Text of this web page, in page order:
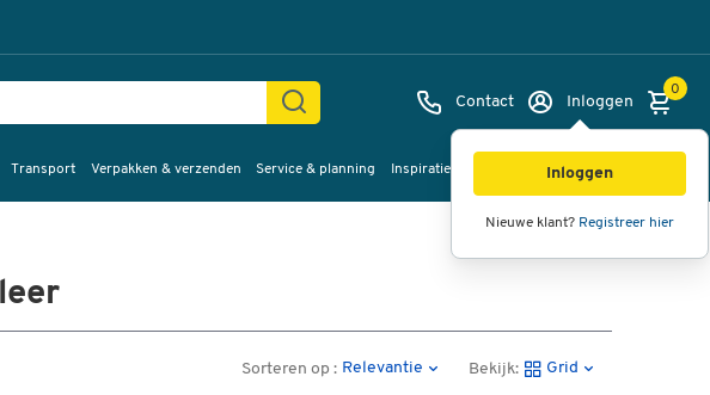
Contact Inloggen
Inloggen
Nieuwe klant? Registreer hier
0
Transport Verpakken & verzenden Service & planning Inspiratie
Sorteren op : Relevantie Bekijk: Grid